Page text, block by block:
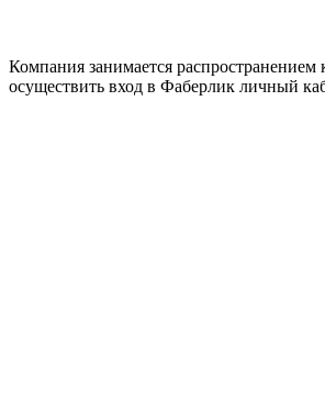
Компания занимается
осуществить вход в Фаберлик личный